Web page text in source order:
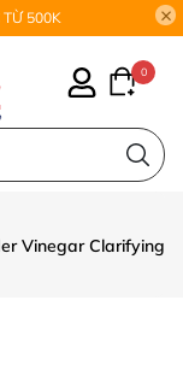
TỪ 500K
0
Vinegar Clarifying